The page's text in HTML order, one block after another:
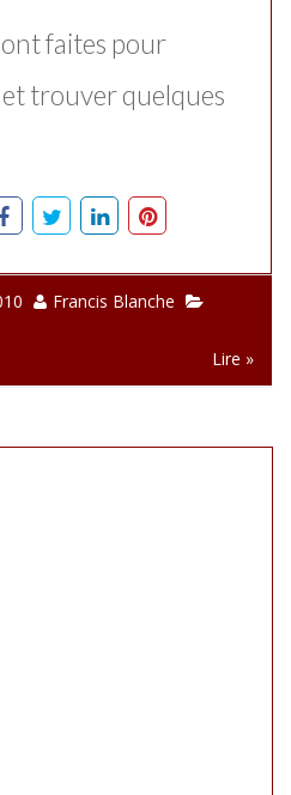
faites pour
trouver quelques
Francis Blanche
Lire »